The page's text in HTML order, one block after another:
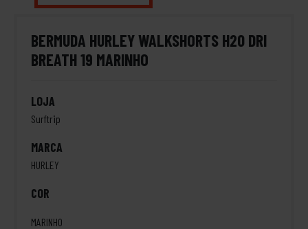
BERMUDA HURLEY WALKSHORTS H20 DRI
BREATH 19 MARINHO
LOJA
Surftrip
MARCA
HURLEY
COR
MARINHO